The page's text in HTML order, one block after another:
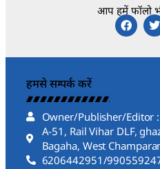
आप हमें फॉलो
हमसे सम्पर्क करें
Owner/Publisher/Editor
A-51, Rail Vihar DLF,
Bagaha, West
6206442951/